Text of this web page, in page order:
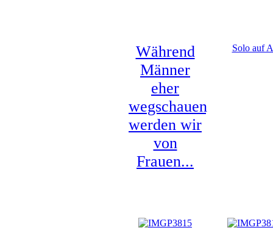
Während
Männer
eher
wegschauen,
werden wir
von
Frauen...
Solo auf